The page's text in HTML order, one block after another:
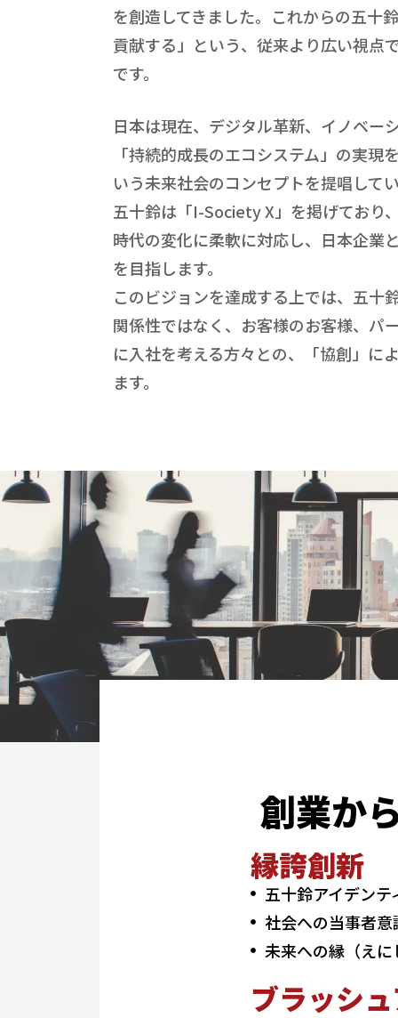
を創造してきました。これからの五十
貢献する」という、従来より広い視点
です。
日本は現在、デジタル革新、イノベー
「持続的成長のエコシステム」の実
いう未来社会のコンセプトを提唱してい
五十鈴は「I-Society X」を掲げてお
時代の変化に柔軟に対応し、日本企業
を目指します。
このビジョンを達成する上では、五十
関係性ではなく、お客様のお客様、パ
に入社を考える方々との、「協創」に
ます。
創業か
縁誇創新
五十鈴アイデン
社会への当事者
未来への縁（え
ブラッシ